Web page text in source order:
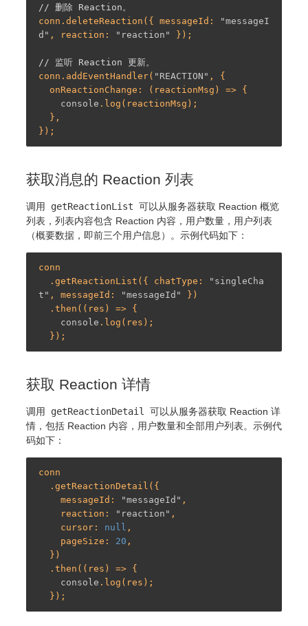
// 删除 Reaction。
conn.deleteReaction({ messageId:
"messageI
d" , reaction: "reaction" });
// 监听 Reaction 更新。
conn.addEventHandler( "REACTION" , {
console .log(reactionMsg);
获取消息的 Reaction 列表
调用 getReactionList 可以从服务器获取 Reaction 概览
列表，列表内容包含 Reaction 内容，用户数量，用户列表
（概要数据，即前三个用户信息）。示例代码如下：
conn
  .getReactionList({ chatType:
"singleCha
t" , messageId: "messageId"
})
console .log(res);
获取 Reaction 详情
调用 getReactionDetail
可以从服务器获取 Reaction 详
情，包括 Reaction 内容，用户数量和全部用户列表。示例代
码如下：
conn
    messageId:
"messageId" ,
    reaction:
"reaction" ,
    cursor:
null ,
    pageSize:
20 ,
console .log(res);